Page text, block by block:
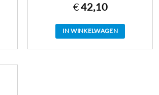
€42,10
IN WINKELWAGEN